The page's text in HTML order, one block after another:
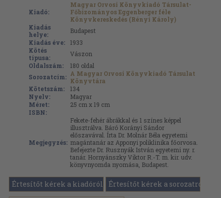
Kiadó:
Magyar Orvosi Könyvkiadó Társulat-
Főbizományos Eggenberger féle
Könyvkereskedés (Rényi Károly)
Kiadás
helye:
Budapest
Kiadás éve:
1933
Kötés
típusa:
Vászon
Oldalszám:
180 oldal
Sorozatcím: A Magyar Orvosi Könyvkiadó Társulat
Könyvtára
Kötetszám:
134
Nyelv:
Magyar
Méret:
25 cm x 19 cm
ISBN:
Megjegyzés:
Fekete-fehér ábrákkal és 1 színes képpel
illusztrálva. Báró Korányi Sándor
előszavával. Írta Dr. Molnár Béla egyetemi
magántanár az Apponyi poliklinika főorvosa.
Befejezte Dr. Rusznyák István egyetemi ny. r.
tanár. Hornyánszky Viktor R.-T. m. kir. udv.
könyvnyomda nyomása, Budapest.
Értesítőt kérek a kiadóról Értesítőt kérek a sorozatról